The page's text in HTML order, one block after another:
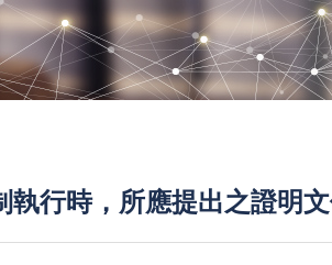
行時，所應提出之證明